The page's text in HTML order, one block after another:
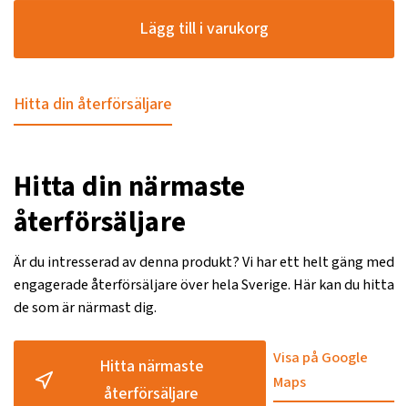
Lägg till i varukorg
Hitta din återförsäljare
Hitta din närmaste
återförsäljare
Är du intresserad av denna produkt? Vi har ett helt gäng med
engagerade återförsäljare över hela Sverige. Här kan du hitta
de som är närmast dig.
Hitta närmaste
återförsäljare
Visa på Google
Maps